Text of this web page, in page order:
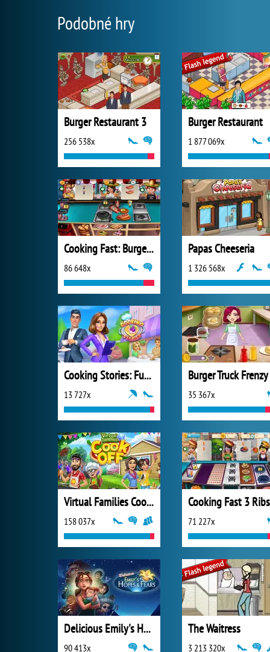
Podobné hry
Burger Restaurant 3
256 538x
Burger Restaurant
1 877 069x
Cooking Fast: Burger and Hotdog
86 648x
Papas Cheeseria
1 326 568x
Cooking Stories: Fun Cafe Game
13 727x 35 367x
Virtual Families Cook Off
158 037x 71 227x
Delicious Emily's Hopes & Fears
90 413x
The Waitress
3 213 320x